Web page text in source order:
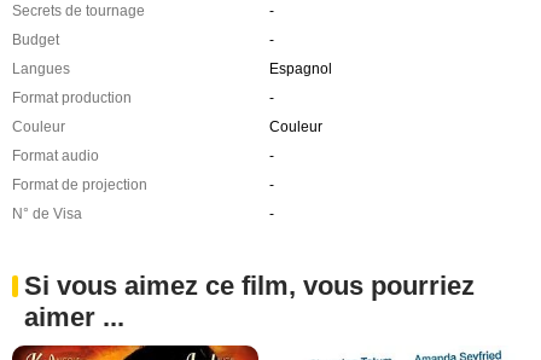
Secrets de tournage
-
Budget
-
Langues
Espagnol
Format production
-
Couleur
Couleur
Format audio
-
Format de projection
-
N° de Visa
-
Si vous aimez ce film, vous pourriez
aimer ...